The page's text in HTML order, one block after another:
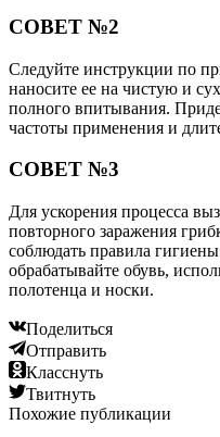
СОВЕТ №2
Следуйте инструкции по
наносите ее на чистую и
полного впитывания.
частоты применения и
СОВЕТ №3
Для ускорения процесса
повторного заражения
соблюдать правила
обрабатывайте обувь,
полотенца и носки.
Поделиться
Отправить
Класснуть
Твитнуть
Похожие публикации